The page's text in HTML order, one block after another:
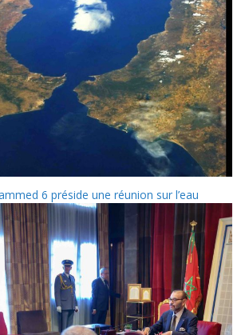
6 préside une réunion sur l’eau